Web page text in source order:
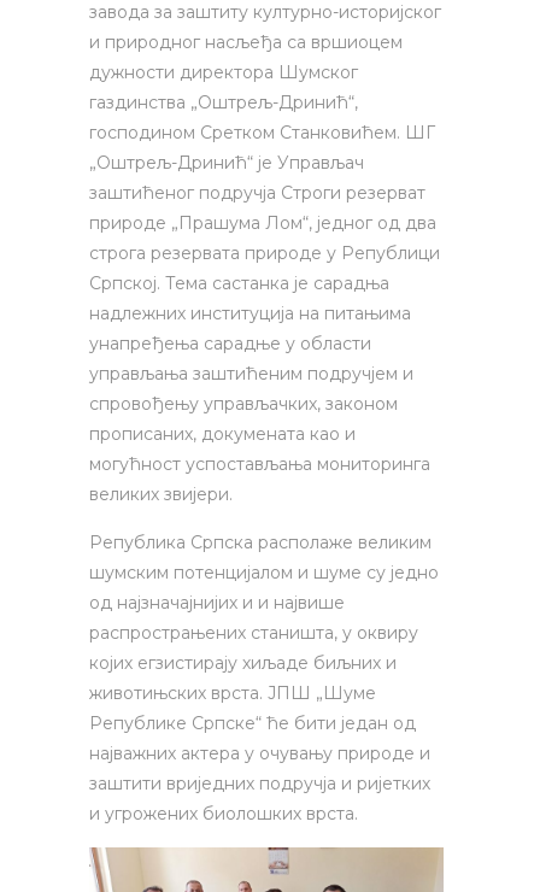
завода за заштиту културно-историјског
и природног насљеђа са вршиоцем
дужности директора Шумског
газдинства „Оштрељ-Дринић“,
господином Сретком Станковићем. ШГ
„Оштрељ-Дринић“ је Управљач
заштићеног подручја Строги резерват
природе „Прашума Лом“, једног од два
строга резервата природе у Републици
Српској. Тема састанка је сарадња
надлежних институција на питањима
унапређења сарадње у области
управљања заштићеним подручјем и
спровођењу управљачких, законом
прописаних, докумената као и
могућност успостављања мониторинга
великих звијери.
Република Српска располаже великим
шумским потенцијалом и шуме су једно
од најзначајнијих и и највише
распрострањених станишта, у оквиру
којих егзистирају хиљаде биљних и
животињских врста. ЈПШ „Шуме
Републике Српске“ ће бити један од
најважних актера у очувању природе и
заштити вриједних подручја и ријетких
и угрожених биолошких врста.